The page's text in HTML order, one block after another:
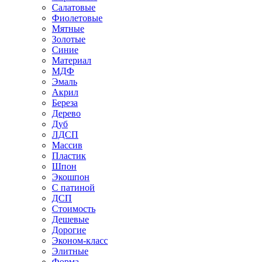
Салатовые
Фиолетовые
Мятные
Золотые
Синие
Материал
МДФ
Эмаль
Акрил
Береза
Дерево
Дуб
ЛДСП
Массив
Пластик
Шпон
Экошпон
С патиной
ДСП
Стоимость
Дешевые
Дорогие
Эконом-класс
Элитные